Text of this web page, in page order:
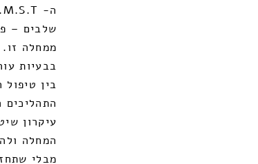
שלבים –
בבעיות
בין
התהליכים
עיקרון
המחלה